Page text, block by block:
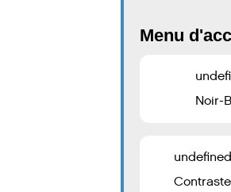
Menu
Noir-
undefined